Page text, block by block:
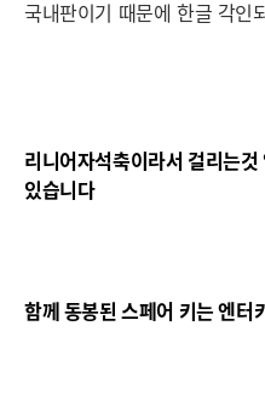
국내판이기 때문에 한글 각인
리니어자석축이라서 걸리는
있습니다
함께 동봉된 스페어 키는 엔터